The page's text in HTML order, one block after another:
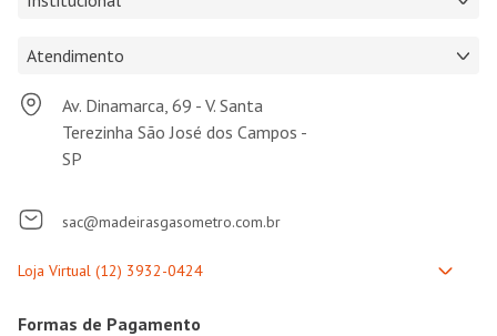
Atendimento
Av. Dinamarca, 69 - V. Santa
Terezinha São José dos Campos -
SP
sac@madeirasgasometro.com.br
Formas de Pagamento